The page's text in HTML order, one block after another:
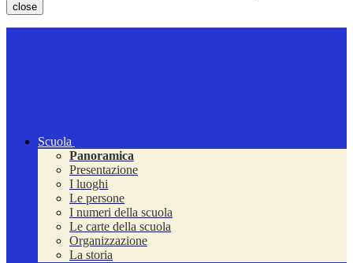
close
Scuola
Panoramica
Presentazione
I luoghi
Le persone
I numeri della scuola
Le carte della scuola
Organizzazione
La storia